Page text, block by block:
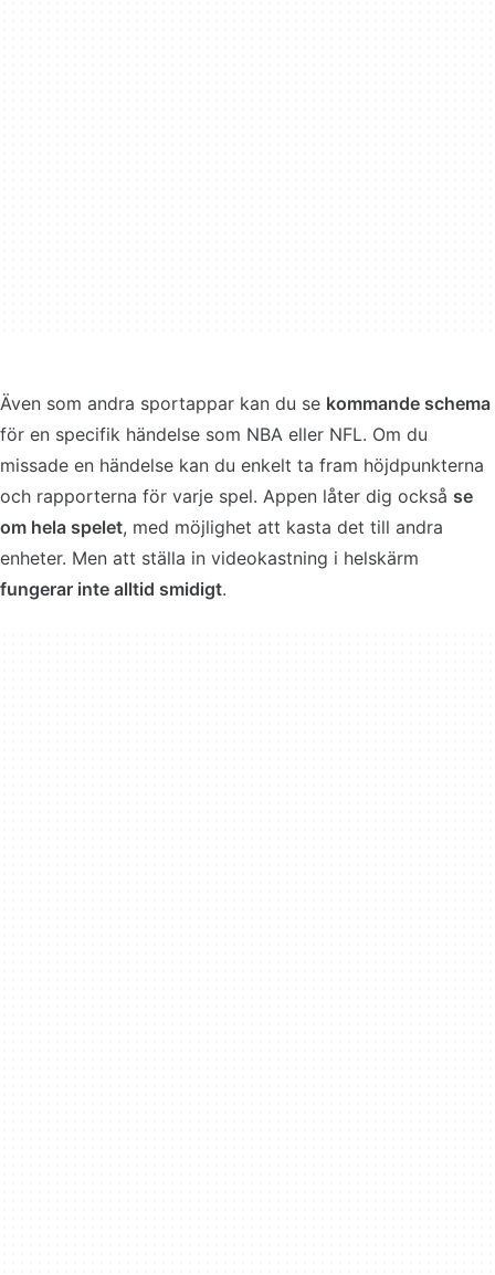
Även som andra sportappar kan du se kommande schema
för en specifik händelse som NBA eller NFL. Om du
missade en händelse kan du enkelt ta fram höjdpunkterna
och rapporterna för varje spel. Appen låter dig också se
om hela spelet, med möjlighet att kasta det till andra
enheter. Men att ställa in videokastning i helskärm
fungerar inte alltid smidigt.